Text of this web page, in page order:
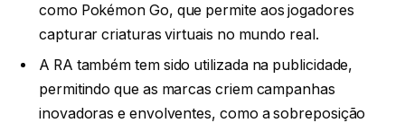
como Pokémon Go, que permite aos jogadores
capturar criaturas virtuais no mundo real.
A RA também tem sido utilizada na publicidade,
permitindo que as marcas criem campanhas
inovadoras e envolventes, como a sobreposição